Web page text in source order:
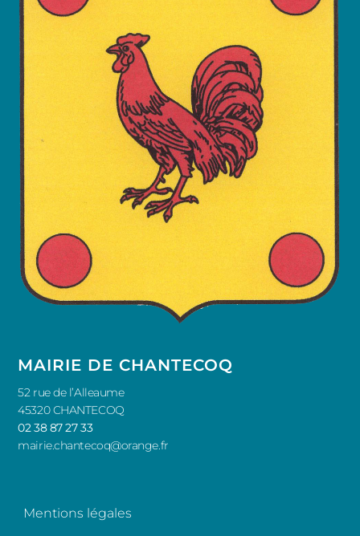
MAIRIE DE CHANTECOQ
52 rue de l’Alleaume
45320 CHANTECOQ
02 38 87 27 33
mairie.chantecoq@orange.fr
Mentions légales